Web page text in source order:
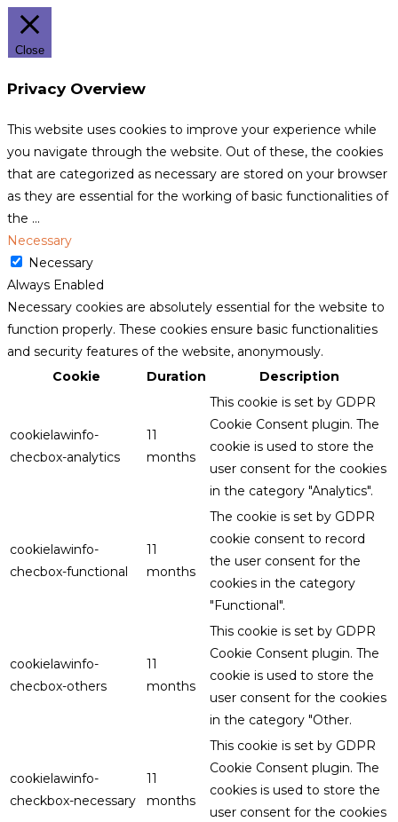
Close
Privacy Overview
This website uses cookies to improve your experience while
you navigate through the website. Out of these, the cookies
that are categorized as necessary are stored on your browser
as they are essential for the working of basic functionalities of
the ...
Necessary
Necessary
Always Enabled
Necessary cookies are absolutely essential for the website to
function properly. These cookies ensure basic functionalities
and security features of the website, anonymously.
Cookie
Duration Description
cookielawinfo-
checbox-analytics
11
months
This cookie is set by GDPR
Cookie Consent plugin. The
cookie is used to store the
user consent for the cookies
in the category "Analytics".
cookielawinfo-
checbox-functional
11
months
The cookie is set by GDPR
cookie consent to record
the user consent for the
cookies in the category
"Functional".
cookielawinfo-
checbox-others
11
months
This cookie is set by GDPR
Cookie Consent plugin. The
cookie is used to store the
user consent for the cookies
in the category "Other.
cookielawinfo-
checkbox-necessary
11
months
This cookie is set by GDPR
Cookie Consent plugin. The
cookies is used to store the
user consent for the cookies